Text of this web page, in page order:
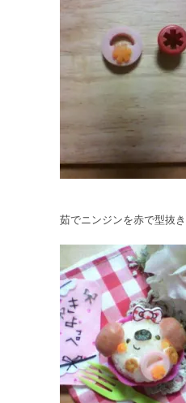
茹でニンジンを赤で型抜